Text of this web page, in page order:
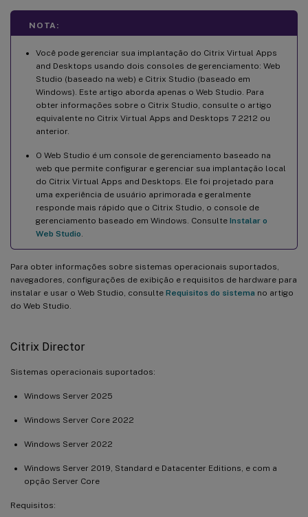
NOTA:
Você pode gerenciar sua implantação do Citrix Virtual Apps
and Desktops usando dois consoles de gerenciamento: Web
Studio (baseado na web) e Citrix Studio (baseado em
Windows). Este artigo aborda apenas o Web Studio. Para
obter informações sobre o Citrix Studio, consulte o artigo
equivalente no Citrix Virtual Apps and Desktops 7 2212 ou
anterior.
O Web Studio é um console de gerenciamento baseado na
web que permite configurar e gerenciar sua implantação local
do Citrix Virtual Apps and Desktops. Ele foi projetado para
uma experiência de usuário aprimorada e geralmente
responde mais rápido que o Citrix Studio, o console de
gerenciamento baseado em Windows. Consulte Instalar o
Web Studio
Para obter informações sobre sistemas operacionais suportados,
navegadores, configurações de exibição e requisitos de hardware para
instalar e usar o Web Studio, consulte Requisitos do sistema no artigo
do Web Studio.
Citrix Director
Sistemas operacionais suportados:
Windows Server 2025
Windows Server Core 2022
Windows Server 2022
Windows Server 2019, Standard e Datacenter Editions, e com a
opção Server Core
Requisitos: